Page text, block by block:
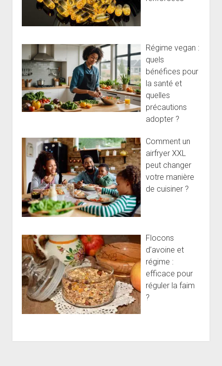
Régime vegan :
quels
bénéfices pour
la santé et
quelles
précautions
adopter ?
Comment un
airfryer XXL
peut changer
votre manière
de cuisiner ?
Flocons
d’avoine et
régime :
efficace pour
réguler la faim
?